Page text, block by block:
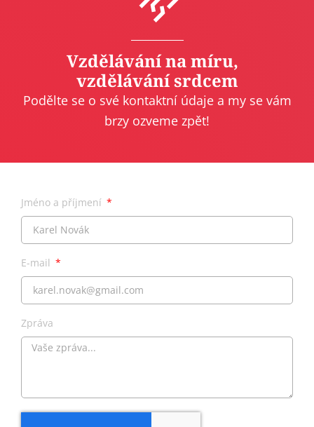
Vzdělávání na míru,
vzdělávání srdcem
Podělte se o své kontaktní údaje a my se vám
brzy ozveme zpět!
Jméno a příjmení
E-mail
Zpráva